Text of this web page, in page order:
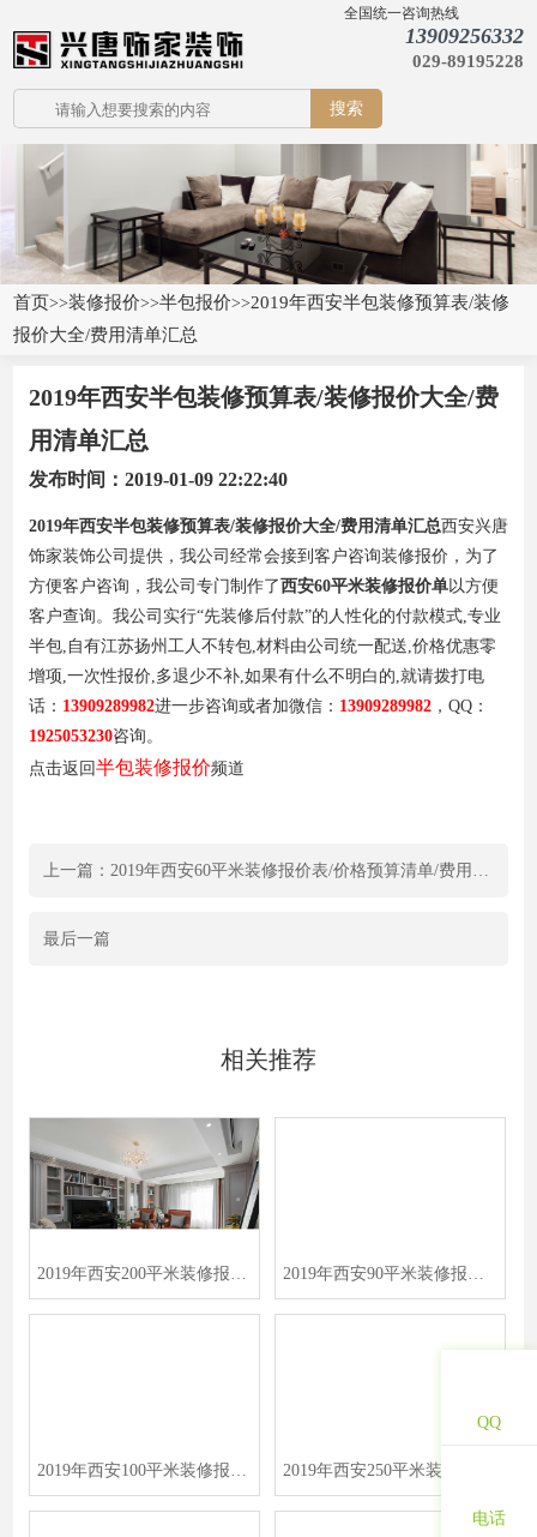
全国统一咨询热线
13909256332
029-89195228
搜索
首页>>装修报价>>半包报价>>2019年西安半包装修预算表/装修
报价大全/费用清单汇总
2019年西安半包装修预算表/装修报价大全/费
用清单汇总
发布时间：2019-01-09 22:22:40
2019年西安半包装修预算表/装修报价大全/费用清单汇总西安兴唐
饰家装饰公司提供，我公司经常会接到客户咨询装修报价，为了
方便客户咨询，我公司专门制作了西安60平米装修报价单以方便
客户查询。我公司实行“先装修后付款”的人性化的付款模式,专业
半包,自有江苏扬州工人不转包,材料由公司统一配送,价格优惠零
增项,一次性报价,多退少不补,如果有什么不明白的,就请拨打电
话： 13909289982进一步咨询或者加微信： 13909289982，QQ：
1925053230咨询。
点击返回半包装修报价频道
上一篇：2019年西安60平米装修报价表/价格预算清单/费用明细表
最后一篇
相关推荐
2019年西安200平米装修报价表/价格预算清单/费用明细表 2019年西安90平米装修报价表/价格预算清单/费用明细表
2019年西安100平米装修报价表/价格预算清单/费用明细表
QQ
电话